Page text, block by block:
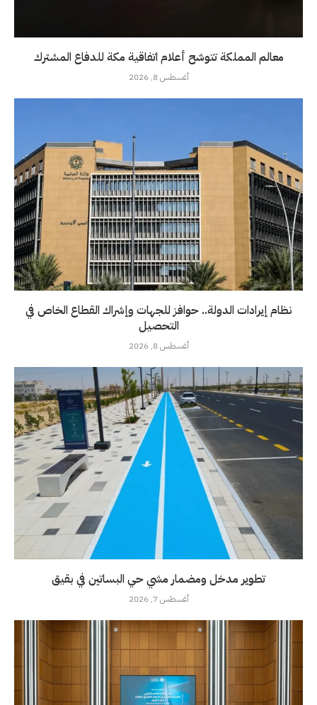
معالم المملكة تتوشح أعلام اتفاقية مكة للدفاع المشترك
أغسطس 8, 2026
نظام إيرادات الدولة.. حوافز للجهات وإشراك القطاع الخاص في
التحصيل
أغسطس 8, 2026
تطوير مدخل ومضمار مشي حي البساتين في بقيق
أغسطس 7, 2026